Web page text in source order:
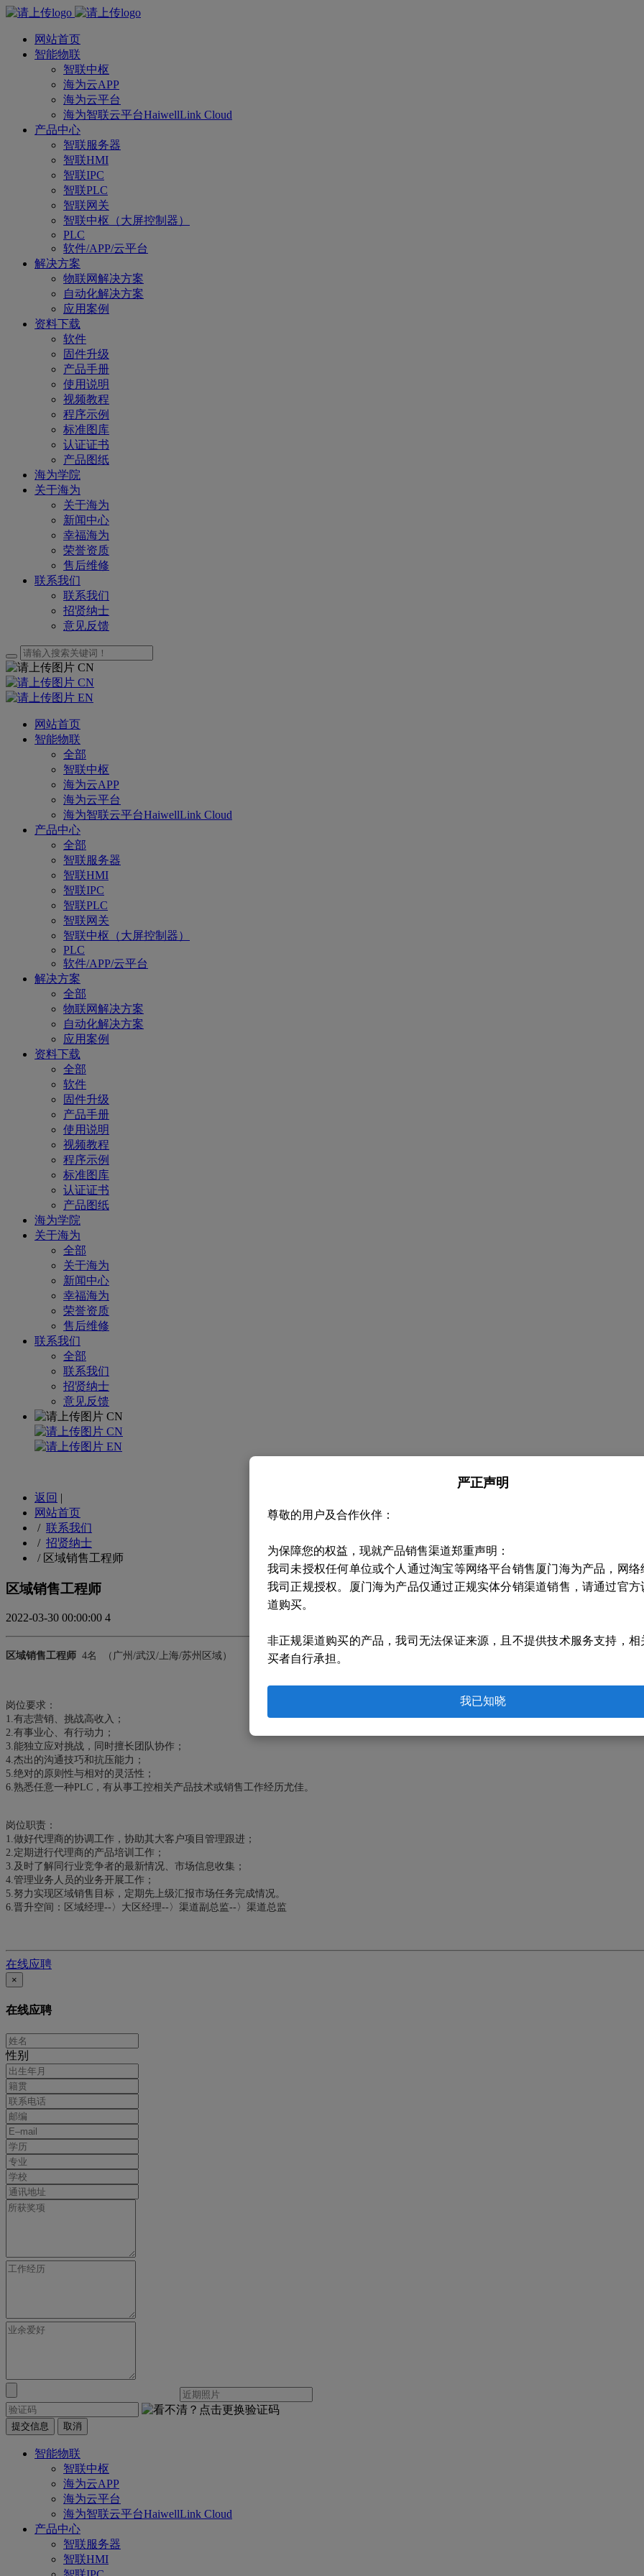
网站首页
智能物联
智联中枢
海为云APP
海为云平台
海为智联云平台HaiwellLink Cloud
产品中心
智联服务器
智联HMI
智联IPC
智联PLC
智联网关
智联中枢（大屏控制器）
PLC
软件/APP/云平台
解决方案
物联网解决方案
自动化解决方案
应用案例
资料下载
软件
固件升级
产品手册
使用说明
视频教程
程序示例
标准图库
认证证书
产品图纸
海为学院
关于海为
关于海为
新闻中心
幸福海为
荣誉资质
售后维修
联系我们
联系我们
招贤纳士
意见反馈
CN
CN
EN
网站首页
智能物联
全部
智联中枢
海为云APP
海为云平台
海为智联云平台HaiwellLink Cloud
产品中心
全部
智联服务器
智联HMI
智联IPC
智联PLC
智联网关
智联中枢（大屏控制器）
PLC
软件/APP/云平台
解决方案
全部
物联网解决方案
自动化解决方案
应用案例
资料下载
全部
软件
固件升级
产品手册
使用说明
视频教程
程序示例
标准图库
认证证书
产品图纸
海为学院
关于海为
全部
关于海为
新闻中心
幸福海为
荣誉资质
售后维修
联系我们
全部
联系我们
招贤纳士
意见反馈
CN
CN
EN
返回 |
网站首页
/ 联系我们
/ 招贤纳士
/ 区域销售工程师
区域销售工程师
2022-03-30 00:00:00 4
区域销售工程师 4名 （广州/武汉/上海/苏州区域）
岗位要求：
1.有志营销、挑战高收入；
2.有事业心、有行动力；
3.能独立应对挑战，同时擅长团队协作；
4.杰出的沟通技巧和抗压能力；
5.绝对的原则性与相对的灵活性；
6.熟悉任意一种PLC，有从事工控相关产品技术或销售工作经历尤佳。
岗位职责：
1.做好代理商的协调工作，协助其大客户项目管理跟进；
2.定期进行代理商的产品培训工作；
3.及时了解同行业竞争者的最新情况、市场信息收集；
4.管理业务人员的业务开展工作；
5.努力实现区域销售目标，定期先上级汇报市场任务完成情况。
6.晋升空间：区域经理--〉大区经理--〉渠道副总监--〉渠道总监
在线应聘
×
在线应聘
性别
提交信息 取消
智能物联
智联中枢
海为云APP
海为云平台
海为智联云平台HaiwellLink Cloud
产品中心
智联服务器
智联HMI
严正声明
尊敬的用户及合作伙伴：
为保障您的权益，现就产品销售渠道郑重声明：
我司未授权任何单位或个人通过淘宝等网络平台销售厦门海为产品，网络
我司正规授权。厦门海为产品仅通过正规实体分销渠道销售，请通过官方
道购买。
非正规渠道购买的产品，我司无法保证来源，且不提供技术服务支持，相
买者自行承担。
我已知晓